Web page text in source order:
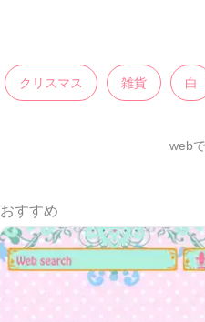
クリスマス 雑貨 白
web
おすすめ